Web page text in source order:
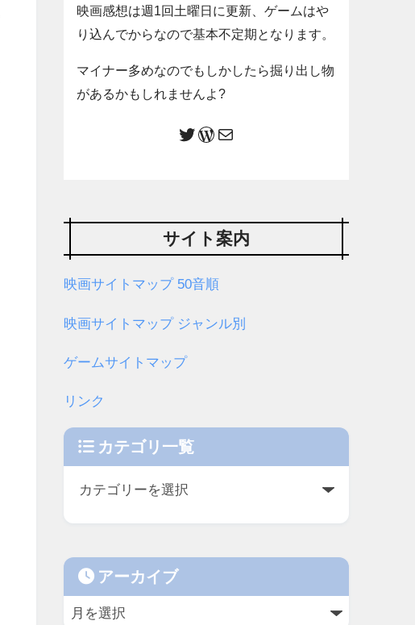
映画感想は週1回土曜日に更新、ゲームはや
り込んでからなので基本不定期となります。
マイナー多めなのでもしかしたら掘り出し物
があるかもしれませんよ?
サイト案内
映画サイトマップ 50音順
映画サイトマップ ジャンル別
ゲームサイトマップ
リンク
カテゴリ一覧
アーカイブ